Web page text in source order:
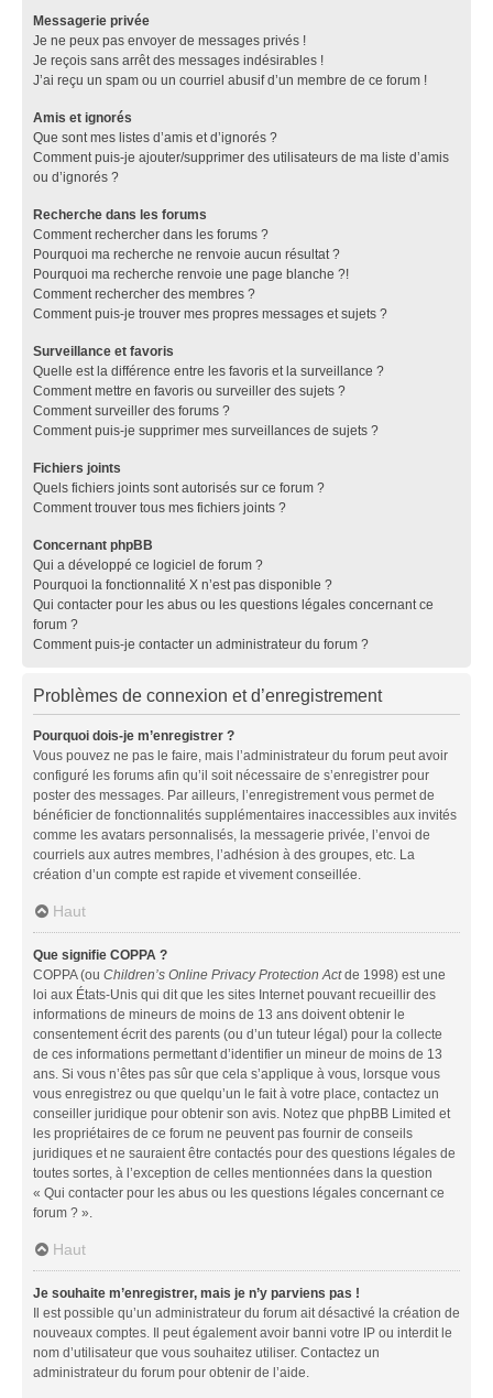
Messagerie privée
Je ne peux pas envoyer de messages privés !
Je reçois sans arrêt des messages indésirables !
J’ai reçu un spam ou un courriel abusif d’un membre de ce forum !
Amis et ignorés
Que sont mes listes d’amis et d’ignorés ?
Comment puis-je ajouter/supprimer des utilisateurs de ma liste d’amis
ou d’ignorés ?
Recherche dans les forums
Comment rechercher dans les forums ?
Pourquoi ma recherche ne renvoie aucun résultat ?
Pourquoi ma recherche renvoie une page blanche ?!
Comment rechercher des membres ?
Comment puis-je trouver mes propres messages et sujets ?
Surveillance et favoris
Quelle est la différence entre les favoris et la surveillance ?
Comment mettre en favoris ou surveiller des sujets ?
Comment surveiller des forums ?
Comment puis-je supprimer mes surveillances de sujets ?
Fichiers joints
Quels fichiers joints sont autorisés sur ce forum ?
Comment trouver tous mes fichiers joints ?
Concernant phpBB
Qui a développé ce logiciel de forum ?
Pourquoi la fonctionnalité X n’est pas disponible ?
Qui contacter pour les abus ou les questions légales concernant ce
forum ?
Comment puis-je contacter un administrateur du forum ?
Problèmes de connexion et d’enregistrement
Pourquoi dois-je m’enregistrer ?
Vous pouvez ne pas le faire, mais l’administrateur du forum peut avoir
configuré les forums afin qu’il soit nécessaire de s’enregistrer pour
poster des messages. Par ailleurs, l’enregistrement vous permet de
bénéficier de fonctionnalités supplémentaires inaccessibles aux invités
comme les avatars personnalisés, la messagerie privée, l’envoi de
courriels aux autres membres, l’adhésion à des groupes, etc. La
création d’un compte est rapide et vivement conseillée.
Haut
Que signifie COPPA ?
COPPA (ou Children’s Online Privacy Protection Actde 1998) est une
loi aux États-Unis qui dit que les sites Internet pouvant recueillir des
informations de mineurs de moins de 13 ans doivent obtenir le
consentement écrit des parents (ou d’un tuteur légal) pour la collecte
de ces informations permettant d’identifier un mineur de moins de 13
ans. Si vous n’êtes pas sûr que cela s’applique à vous, lorsque vous
vous enregistrez ou que quelqu’un le fait à votre place, contactez un
conseiller juridique pour obtenir son avis. Notez que phpBB Limited et
les propriétaires de ce forum ne peuvent pas fournir de conseils
juridiques et ne sauraient être contactés pour des questions légales de
toutes sortes, à l’exception de celles mentionnées dans la question
« Qui contacter pour les abus ou les questions légales concernant ce
forum ? ».
Haut
Je souhaite m’enregistrer, mais je n’y parviens pas !
Il est possible qu’un administrateur du forum ait désactivé la création de
nouveaux comptes. Il peut également avoir banni votre IP ou interdit le
nom d’utilisateur que vous souhaitez utiliser. Contactez un
administrateur du forum pour obtenir de l’aide.